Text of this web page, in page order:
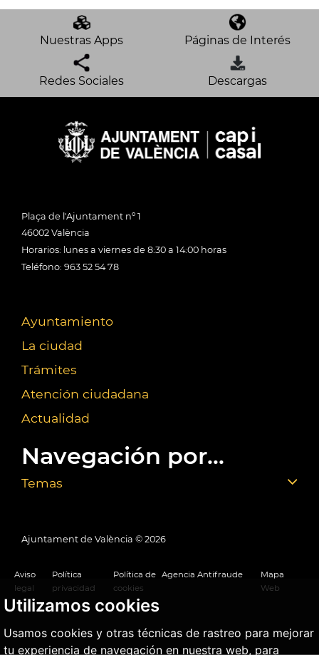
Utilizamos cookies
Usamos cookies y otras técnicas de rastreo para mejorar
tu experiencia de navegación en nuestra web, para
Nuestras Apps Páginas de Interés
Redes Sociales Descargas
Plaça de l'Ajuntament nº 1
46002 València
Horarios: lunes a viernes de 8:30 a 14:00 horas
Teléfono: 963 52 54 78
Ayuntamiento
La ciudad
Trámites
Atención ciudadana
Actualidad
Navegación por...
Temas
Ajuntament de València © 2026
Aviso
legal
Política
privacidad
Política de
cookies
Agencia Antifraude
Mapa
Web